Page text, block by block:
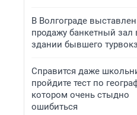
В Волгограде
продажу банкетный зал
здании бывшего
Справится даже
пройдите тест по
котором очень стыдно
ошибиться